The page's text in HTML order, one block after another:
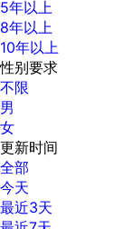
5年以上
8年以上
10年以上
性别要求
不限
男
女
更新时间
全部
今天
最近3天